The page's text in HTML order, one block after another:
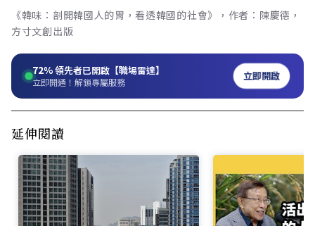
《韓味：剖開韓國人的胃，看透韓國的社會》，作者：陳慶德，
方寸文創出版
72%領先者已開啟【職場雷達】
立即開通！解鎖專屬服務 立即開啟
延伸閱讀